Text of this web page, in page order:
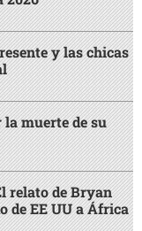
y las chicas
muerte de su
relato de Bryan
de EE UU a África